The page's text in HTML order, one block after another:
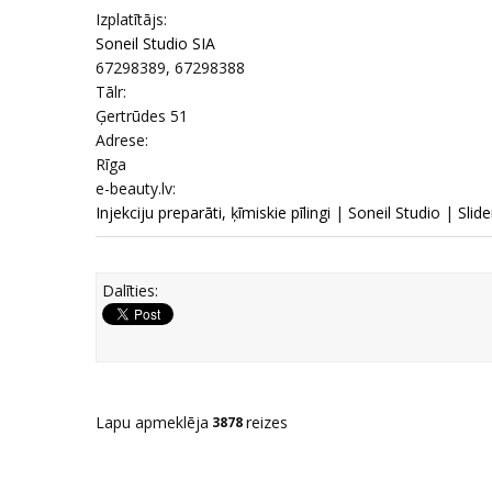
Izplatītājs:
Soneil Studio SIA
67298389, 67298388
Tālr:
Ģertrūdes 51
Adrese:
Rīga
e-beauty.lv:
Injekciju preparāti, ķīmiskie pīlingi | Soneil Studio |
Dalīties:
Lapu apmeklēja 3878reizes